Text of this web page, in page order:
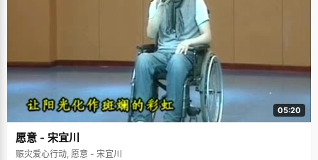
05:20
愿意 - 宋宜川
赈灾爱心行动, 愿意 - 宋宜川